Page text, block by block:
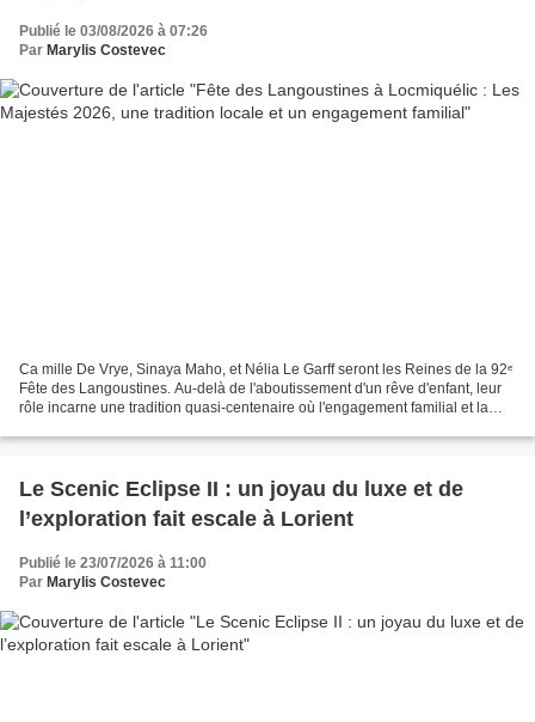
Publié le 03/08/2026 à 07:26
Par Marylis Costevec
Ca mille De Vrye, Sinaya Maho, et Nélia Le Garff seront les Reines de la 92ᵉ
Fête des Langoustines. Au-delà de l'aboutissement d'un rêve d'enfant, leur
rôle incarne une tradition quasi-centenaire où l'engagement familial et la
Le Scenic Eclipse II : un joyau du luxe et de
l’exploration fait escale à Lorient
Publié le 23/07/2026 à 11:00
Par Marylis Costevec